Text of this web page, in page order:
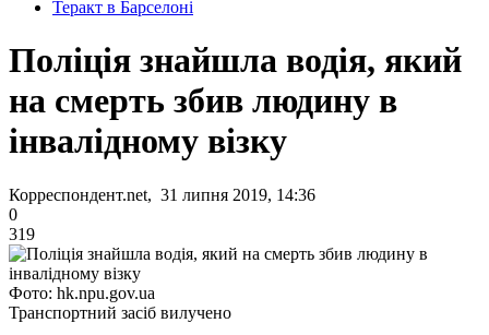
Теракт в Барселоні
Поліція знайшла водія, який
на смерть збив людину в
інвалідному візку
Корреспондент.net, 31 липня 2019, 14:36
0
319
Фото: hk.npu.gov.ua
Транспортний засіб вилучено